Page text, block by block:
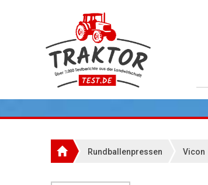
Rundballenpressen Vicon